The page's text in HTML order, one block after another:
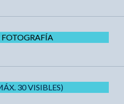
30 VISIBLES)